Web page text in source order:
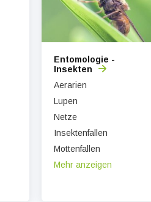
Entomologie -
Insekten
Aerarien
Lupen
Netze
Insektenfallen
Mottenfallen
Mehr anzeigen